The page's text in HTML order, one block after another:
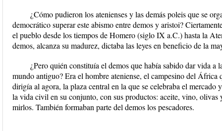
¿Cómo pudieron los atenienses y las demás poleis que se
democrático superar este abismo entre demos y aristoi?
el pueblo desde los tiempos de Homero (siglo IX a.C.) hasta la
demos, alcanza su madurez, dictaba las leyes en beneficio de la
¿Pero quién constituía el demos que había sabido dar vida a
mundo antiguo? Era el hombre ateniense, el campesino del África
dirigía al agora, la plaza central en la que se celebraba el mercado
la vida civil en su conjunto, con sus productos: aceite, vino, olivas
mirlos. También formaban parte del demos los pescadores.